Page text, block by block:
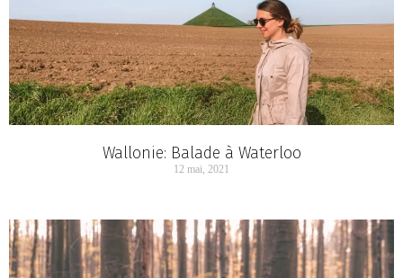
Wallonie: Balade à Waterloo
12 mai, 2021